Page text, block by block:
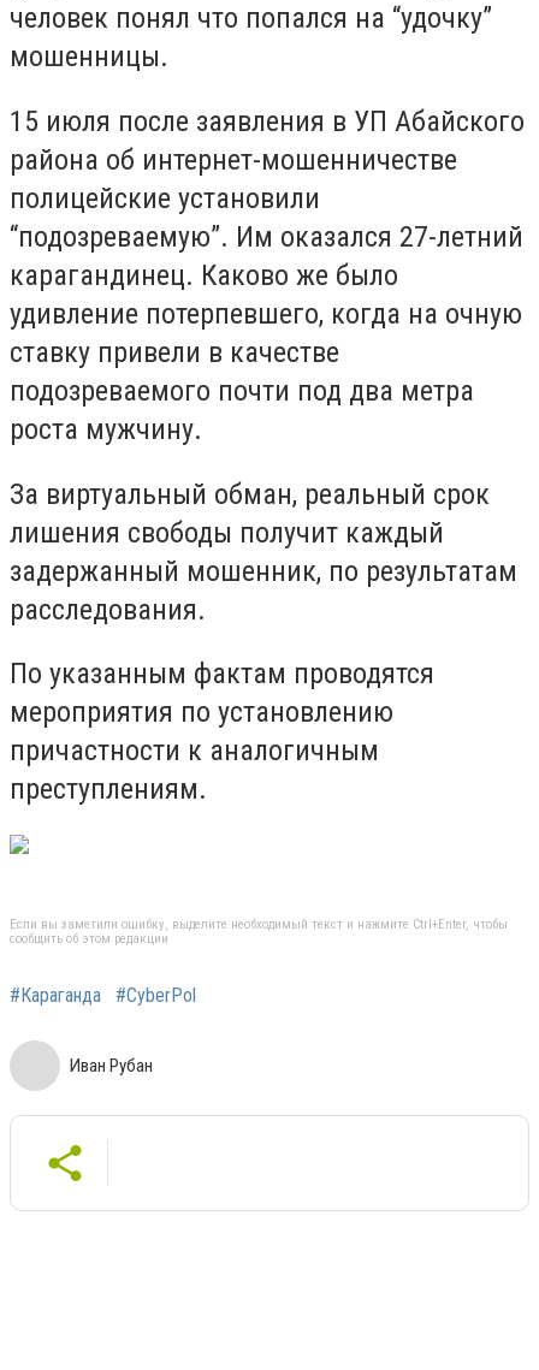
человек понял что попался на “удочку”
мошенницы.
15 июля после заявления в УП Абайского
района об интернет-мошенничестве
полицейские установили
“подозреваемую”. Им оказался 27-летний
карагандинец. Каково же было
удивление потерпевшего, когда на очную
ставку привели в качестве
подозреваемого почти под два метра
роста мужчину.
За виртуальный обман, реальный срок
лишения свободы получит каждый
задержанный мошенник, по результатам
расследования.
По указанным фактам проводятся
мероприятия по установлению
причастности к аналогичным
преступлениям.
Если вы заметили ошибку, выделите необходимый текст и нажмите Ctrl+Enter, чтобы
сообщить об этом редакции
#Караганда #CyberPol
Иван Рубан